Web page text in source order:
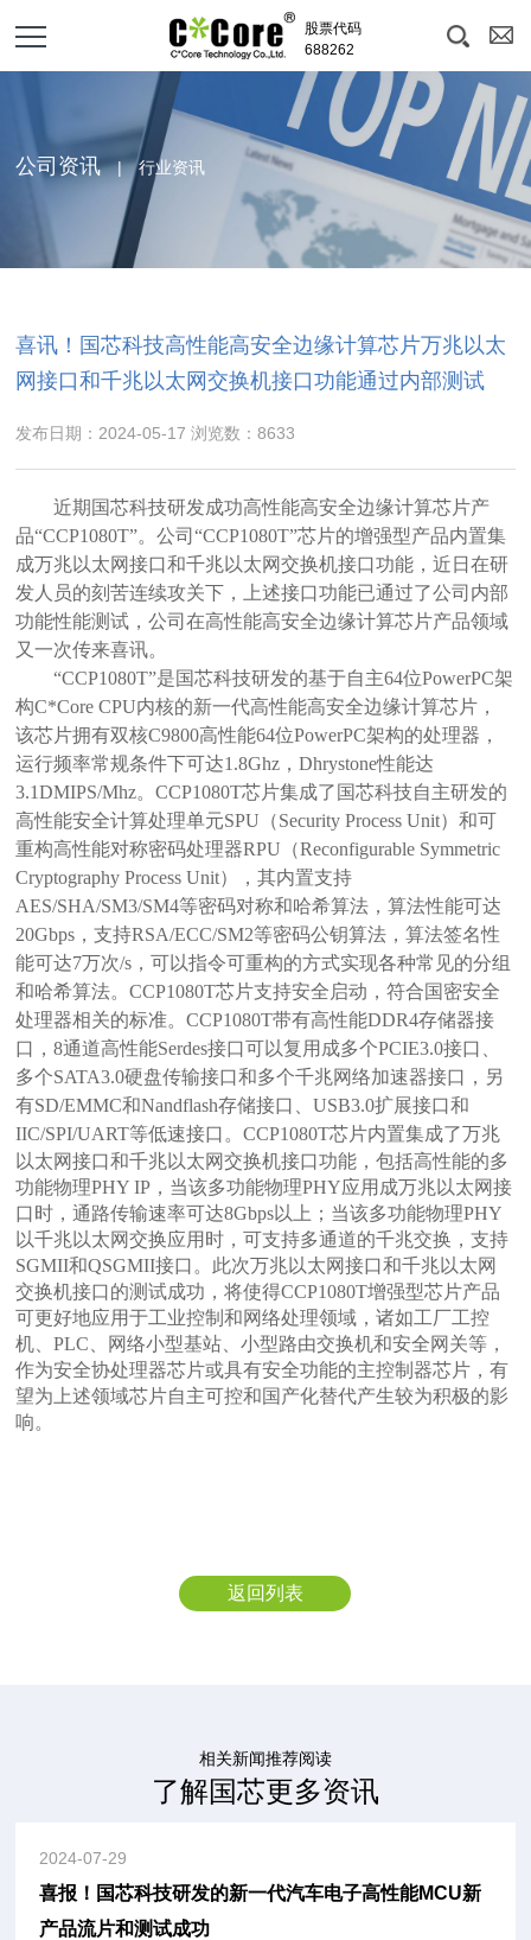
股票代码
688262
公司资讯| 行业资讯
喜讯！国芯科技高性能高安全边缘计算芯片万兆以太
网接口和千兆以太网交换机接口功能通过内部测试
发布日期：2024-05-17 浏览数：8633
近期国芯科技研发成功高性能高安全边缘计算芯片产
品“CCP1080T”。公司“CCP1080T”芯片的增强型产品内置集
成万兆以太网接口和千兆以太网交换机接口功能，近日在研
发人员的刻苦连续攻关下，上述接口功能已通过了公司内部
功能性能测试，公司在高性能高安全边缘计算芯片产品领域
又一次传来喜讯。
“CCP1080T”是国芯科技研发的基于自主64位PowerPC架
构C*Core CPU内核的新一代高性能高安全边缘计算芯片，
该芯片拥有双核C9800高性能64位PowerPC架构的处理器，
运行频率常规条件下可达1.8Ghz，Dhrystone性能达
3.1DMIPS/Mhz。CCP1080T芯片集成了国芯科技自主研发的
高性能安全计算处理单元SPU（Security Process Unit）和可
重构高性能对称密码处理器RPU（Reconfigurable Symmetric
Cryptography Process Unit），其内置支持
AES/SHA/SM3/SM4等密码对称和哈希算法，算法性能可达
20Gbps，支持RSA/ECC/SM2等密码公钥算法，算法签名性
能可达7万次/s，可以指令可重构的方式实现各种常见的分组
和哈希算法。CCP1080T芯片支持安全启动，符合国密安全
处理器相关的标准。CCP1080T带有高性能DDR4存储器接
口，8通道高性能Serdes接口可以复用成多个PCIE3.0接口、
多个SATA3.0硬盘传输接口和多个千兆网络加速器接口，另
有SD/EMMC和Nandflash存储接口、USB3.0扩展接口和
IIC/SPI/UART等低速接口。CCP1080T芯片内置集成了万兆
以太网接口和千兆以太网交换机接口功能，包括高性能的多
功能物理PHY IP，当该多功能物理PHY应用成万兆以太网接
口时，通路传输速率可达8Gbps以上；当该多功能物理PHY
以千兆以太网交换应用时，可支持多通道的千兆交换，支持
SGMII和QSGMII接口。此次万兆以太网接口和千兆以太网
交换机接口的测试成功，将使得CCP1080T增强型芯片产品
可更好地应用于工业控制和网络处理领域，诸如工厂工控
机、PLC、网络小型基站、小型路由交换机和安全网关等，
作为安全协处理器芯片或具有安全功能的主控制器芯片，有
望为上述领域芯片自主可控和国产化替代产生较为积极的影
响。
返回列表
相关新闻推荐阅读
了解国芯更多资讯
2024-07-29
喜报！国芯科技研发的新一代汽车电子高性能MCU新
产品流片和测试成功